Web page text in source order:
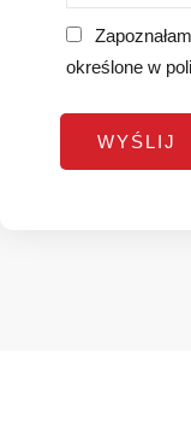
określone w